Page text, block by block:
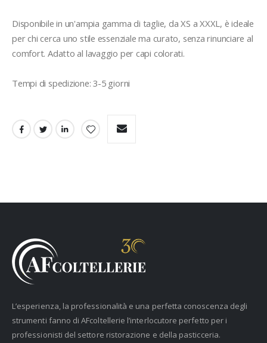
Disponibile in un'ampia gamma di taglie, da XS a XXXL, è ideale
per chi cerca uno stile essenziale ma curato, senza rinunciare al
comfort. Adatto al lavaggio per capi colorati.
L’esperienza, la professionalità e una perfetta conoscenza degli
strumenti fanno di AFcoltellerie l’interlocutore perfetto per i
professionisti del settore ristorazione e della pasticceria.